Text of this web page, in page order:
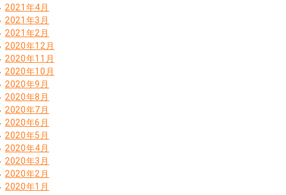
2021年4月
2021年3月
2021年2月
2020年12月
2020年11月
2020年10月
2020年9月
2020年8月
2020年7月
2020年6月
2020年5月
2020年4月
2020年3月
2020年2月
2020年1月